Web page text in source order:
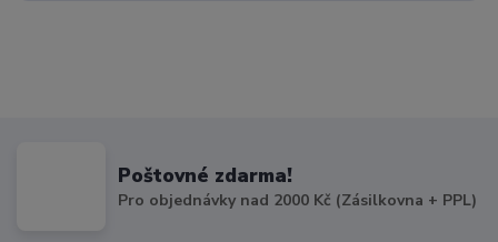
Poštovné zdarma!
Pro objednávky nad 2000 Kč (Zásilkovna + PPL)